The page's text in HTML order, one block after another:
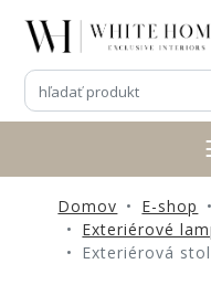
3D
NÁVRHY
NOVINKY
PRODUKTY
ZĽAVE
Domov E-shop
Exteriérové
Exteriérová